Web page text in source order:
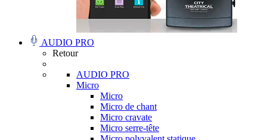
AUDIO PRO
Retour
AUDIO PRO
Micro
Micro
Micro de chant
Micro cravate
Micro serre-tête